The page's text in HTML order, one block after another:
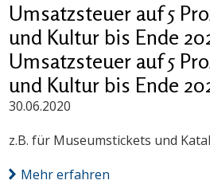
Umsatzsteuer auf 5
und Kultur bis Ende
Umsatzsteuer auf 5
und Kultur bis Ende
30.06.2020
z.B. für Museumstickets und
Mehr erfahren